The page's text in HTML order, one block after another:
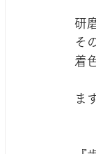
研
そ
着
ま